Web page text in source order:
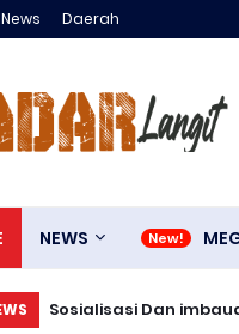
News Daerah
NEWS
Sosialisasi Dan
Satgas TMMD 129